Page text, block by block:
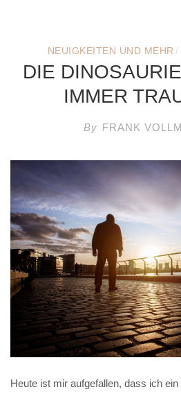
NEUIGKEITEN UND MEHR /
DIE
IMMER
By FRANK
Heute ist mir aufgefallen, dass ich